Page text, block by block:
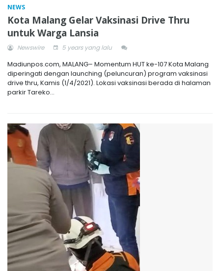
NEWS
Kota Malang Gelar Vaksinasi Drive Thru
untuk Warga Lansia
Newswire 5 years yang lalu
Madiunpos.com, MALANG– Momentum HUT ke-107 Kota Malang
diperingati dengan launching (peluncuran) program vaksinasi
drive thru, Kamis (1/4/2021). Lokasi vaksinasi berada di halaman
parkir Tareko...